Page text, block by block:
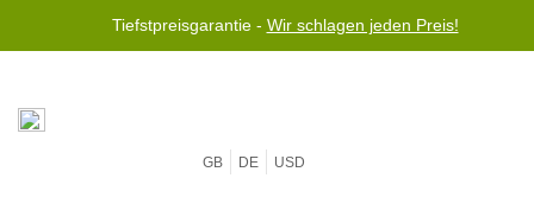
Tiefstpreisgarantie - Wir schlagen jeden Preis!
GB DE USD